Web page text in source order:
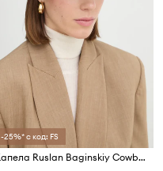
-25%* с код: FS
Капела Ruslan Baginskiy Cowboy Hat